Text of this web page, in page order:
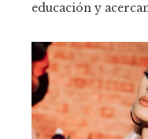
educación y